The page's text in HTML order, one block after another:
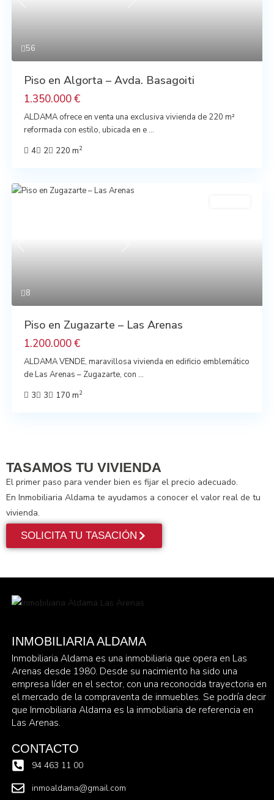
56
Piso en Algorta – Avda. Basagoiti
1.350.000 €
ALDAMA ofrece en venta una exclusiva vivienda de 220 m²
reformada con estilo, ubicada en e ...
4
2 220 m2
8
Piso en Zugazarte – Las Arenas
1.200.000 €
ALDAMA VENDE, maravillosa vivienda en edificio emblemático
de Las Arenas – Zugazarte, con ...
3
3 170 m2
TASAMOS TU VIVIENDA
El primer paso para vender bien es fijar el precio adecuado.
En Inmobiliaria Aldama te ayudamos a conocer el valor real de tu
vivienda.
SOLICITA TU TASACIÓN
INMOBILIARIA ALDAMA
Inmobiliaria Aldama es una inmobiliaria que opera en Las
Arenas desde 1980. Desde su nacimiento ha sido una
empresa líder en el sector, con una reconocida trayectoria en
el mercado de la compraventa de inmuebles. Se podría decir
que Inmobiliaria Aldama es la inmobiliaria de referencia en
Las Arenas.
CONTACTO
94 463 11 00
inmoaldama@gmail.com